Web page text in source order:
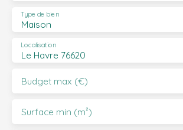
Maison
Type de bien
Le Havre 76620
Localisation
Budget max (€)
Surface min (m²)